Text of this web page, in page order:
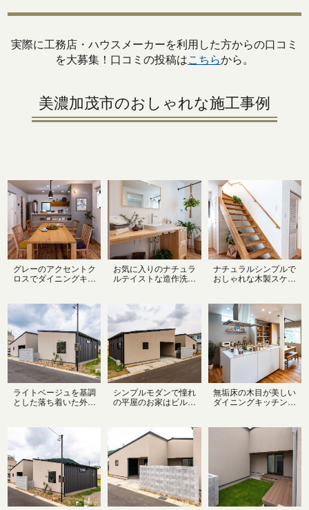
実際に工務店・ハウスメーカーを利用した方からの口コミ
を大募集！口コミの投稿はこちらから。
美濃加茂市のおしゃれな施工事例
グレーのアクセントク
ロスでダイニングキッ
お気に入りのナチュラ
ルテイストな造作洗面
ナチュラルシンプルで
おしゃれな木製スケル
ライトベージュを基調
とした落ち着いた外観
の平屋にはブラックの
ガルバリウムでアクセ
ントを♪
シンプルモダンで憧れ
の平屋のお家はビルト
イカーを雨風から守っ
てくれるし、車の乗り
降りも慌てず◎
無垢床の木目が美しい
ダイニングキッチンに
ます✨ダイニングテー
びで配膳も片付けも
楽々◎。壁面には大容
量の隠す収納で物の多
いキッチンもスッキリ
♪